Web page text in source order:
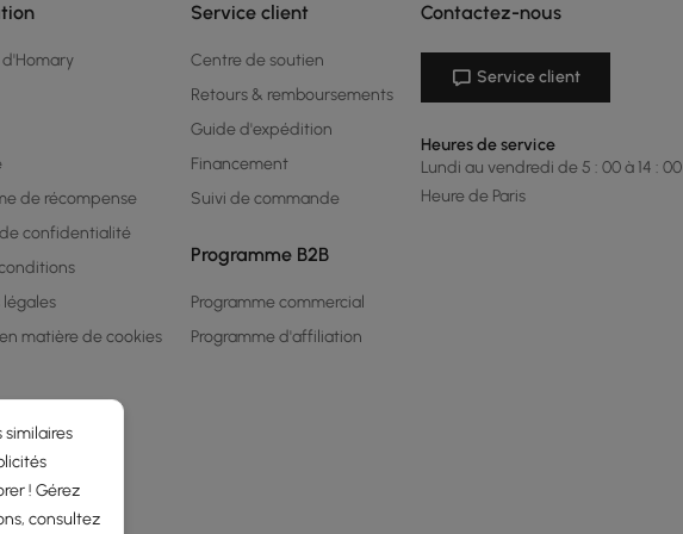
de récompense
confidentialité
légales
matière de cookies
Service client
Centre de soutien
Retours & remboursements
Guide d'expédition
Financement
Suivi de commande
Programme B2B
Programme commercial
Programme d'affiliation
Contactez-nous
Service client
Heures de service
Lundi au vendredi de 5 : 00 à 14 : 00
Heure de Paris
! Gérez
consultez